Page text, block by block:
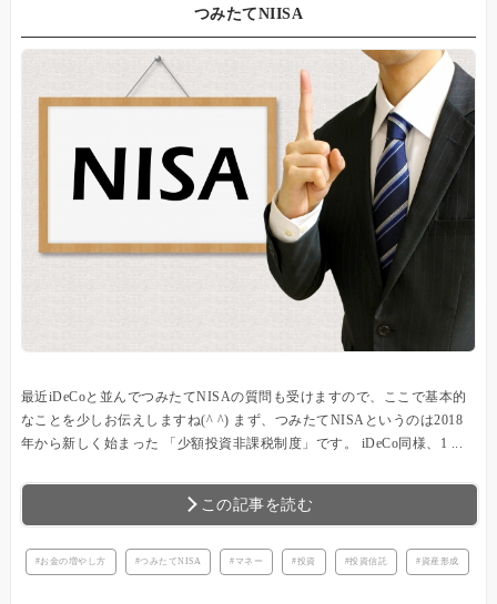
つみたてNIISA
最近iDeCoと並んでつみたてNISAの質問も受けますので、ここで基本的
なことを少しお伝えしますね(^ ^) まず、つみたてNISAというのは2018
年から新しく始まった 「少額投資非課税制度」です。 iDeCo同様、1 ...
この記事を読む
お金の増やし方 つみたてNISA マネー 投資 投資信託 資産形成